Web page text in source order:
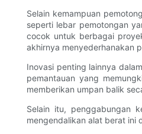
Selain kemampuan
seperti lebar pemotongan
cocok untuk berbagai
akhirnya menyederhanakan
Inovasi penting lainnya
pemantauan yang
memberikan umpan balik
Selain itu, penggabungan
mengendalikan alat berat ini